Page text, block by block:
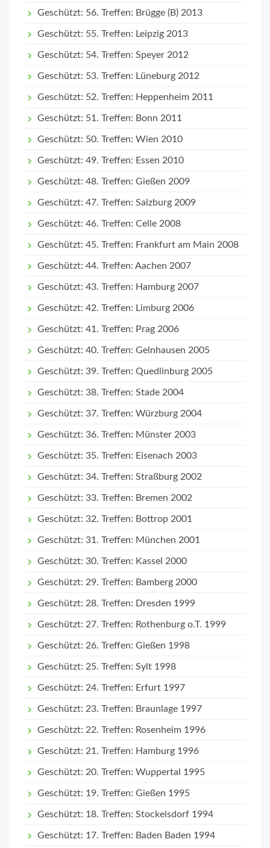
Geschützt: 56. Treffen: Brügge (B) 2013
Geschützt: 55. Treffen: Leipzig 2013
Geschützt: 54. Treffen: Speyer 2012
Geschützt: 53. Treffen: Lüneburg 2012
Geschützt: 52. Treffen: Heppenheim 2011
Geschützt: 51. Treffen: Bonn 2011
Geschützt: 50. Treffen: Wien 2010
Geschützt: 49. Treffen: Essen 2010
Geschützt: 48. Treffen: Gießen 2009
Geschützt: 47. Treffen: Salzburg 2009
Geschützt: 46. Treffen: Celle 2008
Geschützt: 45. Treffen: Frankfurt am Main 2008
Geschützt: 44. Treffen: Aachen 2007
Geschützt: 43. Treffen: Hamburg 2007
Geschützt: 42. Treffen: Limburg 2006
Geschützt: 41. Treffen: Prag 2006
Geschützt: 40. Treffen: Gelnhausen 2005
Geschützt: 39. Treffen: Quedlinburg 2005
Geschützt: 38. Treffen: Stade 2004
Geschützt: 37. Treffen: Würzburg 2004
Geschützt: 36. Treffen: Münster 2003
Geschützt: 35. Treffen: Eisenach 2003
Geschützt: 34. Treffen: Straßburg 2002
Geschützt: 33. Treffen: Bremen 2002
Geschützt: 32. Treffen: Bottrop 2001
Geschützt: 31. Treffen: München 2001
Geschützt: 30. Treffen: Kassel 2000
Geschützt: 29. Treffen: Bamberg 2000
Geschützt: 28. Treffen: Dresden 1999
Geschützt: 27. Treffen: Rothenburg o.T. 1999
Geschützt: 26. Treffen: Gießen 1998
Geschützt: 25. Treffen: Sylt 1998
Geschützt: 24. Treffen: Erfurt 1997
Geschützt: 23. Treffen: Braunlage 1997
Geschützt: 22. Treffen: Rosenheim 1996
Geschützt: 21. Treffen: Hamburg 1996
Geschützt: 20. Treffen: Wuppertal 1995
Geschützt: 19. Treffen: Gießen 1995
Geschützt: 18. Treffen: Stockelsdorf 1994
Geschützt: 17. Treffen: Baden Baden 1994